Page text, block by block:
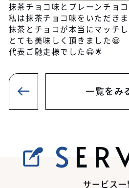
抹茶チョコ味とプレーンチョコ
私は抹茶チョコ味をいただきま
抹茶とチョコが本当にマッチし
とても美味しく頂きました😀
代表ご馳走様でした😀🌟
一覧をみ
サービス一